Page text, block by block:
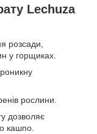
Lechuza
розсади,
у горщиках.
рослини.
дозволяє
кашпо.